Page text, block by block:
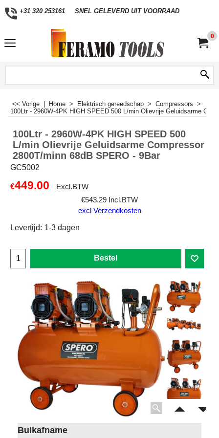
+31 320 253161 SNEL GELEVERD UIT VOORRAAD
0
<< Vorige Home > Elektrisch gereedschap > Compressors >
100Ltr - 2960W-4PK HIGH SPEED 500 L/min Olievrije Geluidsarme
100Ltr - 2960W-4PK HIGH SPEED 500
L/min Olievrije Geluidsarme Compressor
2800T/minn 68dB SPERO - 9Bar
GC5002
€449.00
Excl.BTW
€543.29 Incl.BTW
excl Verzendkosten
Levertijd: 1-3 dagen
Bestel
Bulkafname